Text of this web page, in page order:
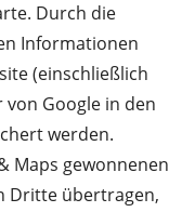
Durch die
Informationen
(einschließlich
von Google in den
werden.
Maps gewonnenen
Dritte übertragen,